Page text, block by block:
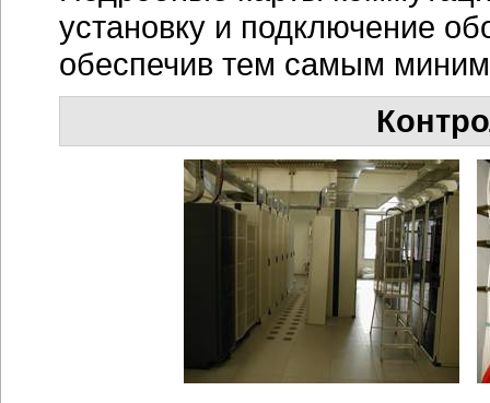
установку и подключение
обеспечив тем самым